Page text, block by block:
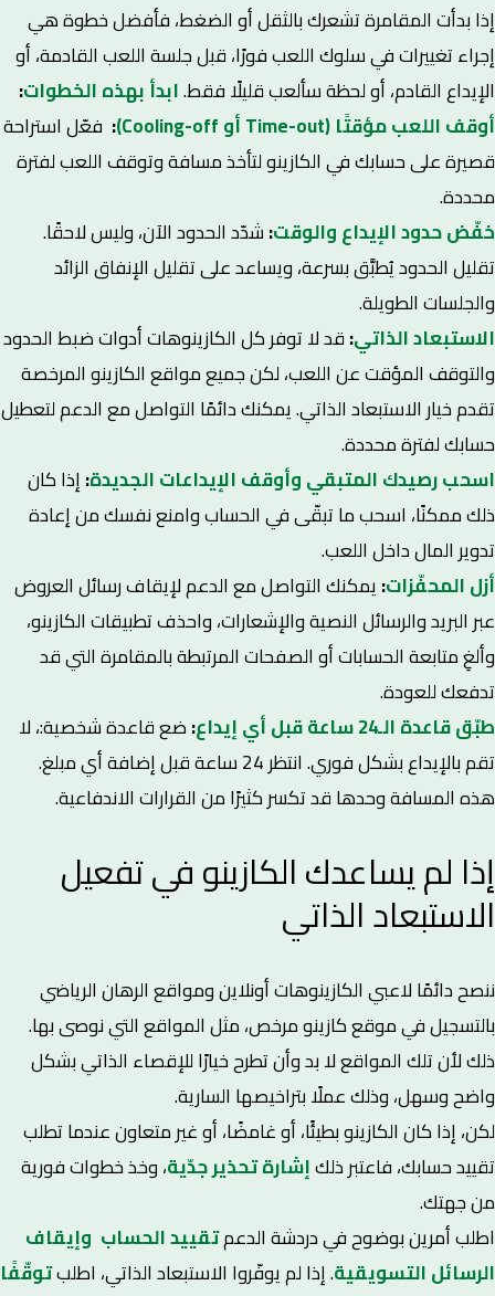
إذا بدأت المقامرة تشعرك بالثقل أو الضغط، فأفضل خطوة هي
إجراء تغييرات في سلوك اللعب فورًا، قبل جلسة اللعب القادمة، أو
الإيداع القادم، أو لحظة سألعب قليلًا فقط.ابدأ بهذه الخطوات:
أوقف اللعب مؤقتًا (Time-out أو Cooling-off)
: فعّل استراحة
قصيرة على حسابك في الكازينو لتأخذ مسافة وتوقف اللعب لفترة
محددة.
خفّض حدود الإيداع والوقت:شدّد الحدود الآن، وليس لاحقًا.
تقليل الحدود يُطبَّق بسرعة، ويساعد على تقليل الإنفاق الزائد
والجلسات الطويلة.
الاستبعاد الذاتي:قد لا توفر كل الكازينوهات أدوات ضبط الحدود
والتوقف المؤقت عن اللعب، لكن جميع مواقع الكازينو المرخصة
تقدم خيار الاستبعاد الذاتي. يمكنك دائمًا التواصل مع الدعم لتعطيل
حسابك لفترة محددة.
اسحب رصيدك المتبقي وأوقف الإيداعات الجديدة:إذا كان
ذلك ممكنًا، اسحب ما تبقّى في الحساب وامنع نفسك من إعادة
تدوير المال داخل اللعب.
أزل المحفّزات:يمكنك التواصل مع الدعم لإيقاف رسائل العروض
عبر البريد والرسائل النصية والإشعارات، واحذف تطبيقات الكازينو،
وألغِ متابعة الحسابات أو الصفحات المرتبطة بالمقامرة التي قد
تدفعك للعودة.
طبّق قاعدة الـ24 ساعة قبل أي إيداع
:ضع قاعدة شخصية:، لا
تقم بالإيداع بشكل فوري. انتظر 24 ساعة قبل إضافة أي مبلغ.
هذه المسافة وحدها قد تكسر كثيرًا من القرارات الاندفاعية.
إذا لم يساعدك الكازينو في تفعيل
الاستبعاد الذاتي
ننصح دائمًا لاعبي الكازينوهات أونلاين ومواقع الرهان الرياضي
بالتسجيل في موقع كازينو مرخص، مثل المواقع التي نوصى بها.
ذلك لأن تلك المواقع لا بد وأن تطرح خيارًا للإقصاء الذاتي بشكل
واضح وسهل، وذلك عملًا بتراخيصها السارية.
لكن، إذا كان الكازينو بطيئًا، أو غامضًا، أو غير متعاون عندما تطلب
تقييد حسابك، فاعتبر ذلكإشارة تحذير جدّية، وخذ خطوات فورية
من جهتك.
اطلب أمرين بوضوح في دردشة الدعمتقييد الحساب وإيقاف
الرسائل التسويقية. إذا لم يوفّروا الاستبعاد الذاتي، اطلبتوقّفًا